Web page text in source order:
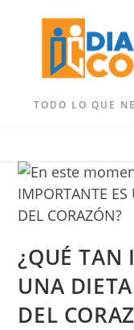
contenido
TODO LO QUE
¿QUÉ TAN
UNA
DEL